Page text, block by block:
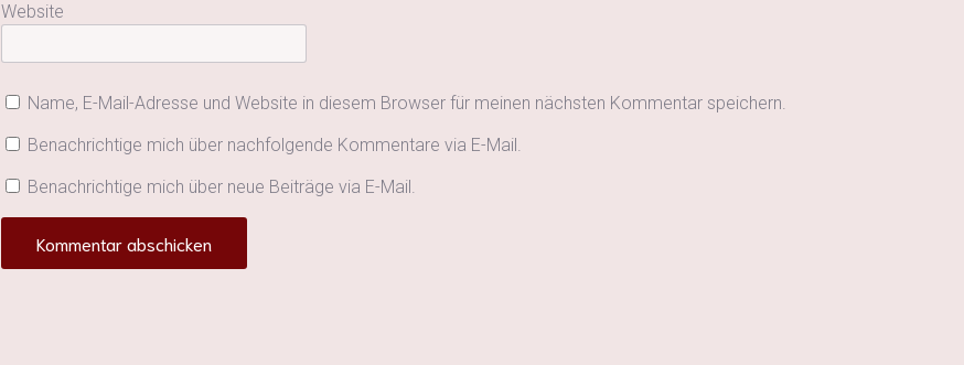
Website
Name, E-Mail-Adresse und Website in diesem Browser für meinen nächsten Kommentar speichern.
Benachrichtige mich über nachfolgende Kommentare via E-Mail.
Benachrichtige mich über neue Beiträge via E-Mail.